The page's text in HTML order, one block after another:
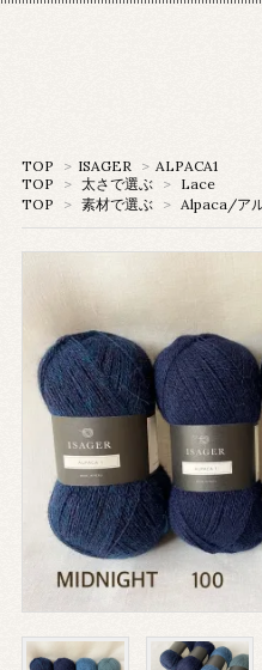
TOP > ISAGER > ALPACA1
TOP
> 太さで選ぶ > Lace
TOP
> 素材で選ぶ > Alpaca/ア